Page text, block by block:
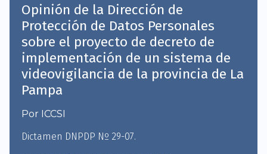
Opinión de la Dirección de
Protección de Datos Personales
sobre el proyecto de decreto de
implementación de un sistema de
videovigilancia de la provincia de La
Pampa
Por ICCSI
Dictamen DNPDP Nº 29-07.